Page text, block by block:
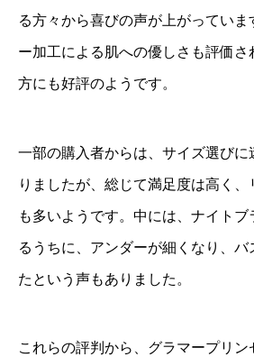
る方々から喜びの声が上がっていま
ー加工による肌への優しさも評価
方にも好評のようです。
一部の購入者からは、サイズ選びに
りましたが、総じて満足度は高く
も多いようです。中には、ナイト
るうちに、アンダーが細くなり、バ
たという声もありました。
これらの評判から、グラマープリン